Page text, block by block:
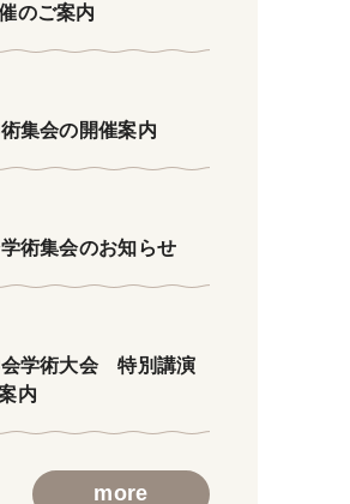
のご案内
集会の開催案内
術集会のお知らせ
学術大会 特別講演
内
more